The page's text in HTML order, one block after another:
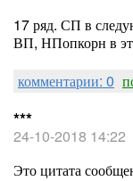
17 ряд. СП в
ВП, НПопкорн в
комментарии: 0
***
24-10-2018 14:22
Это цитата